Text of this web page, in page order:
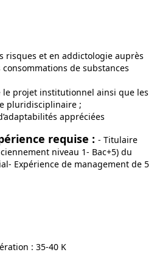
risques et en addictologie auprès
de substances
projet institutionnel ainsi que les
pluridisciplinaire ;
appréciées
requise : - Titulaire
niveau 1- Bac+5) du
Expérience de management de 5
: 35-40 K